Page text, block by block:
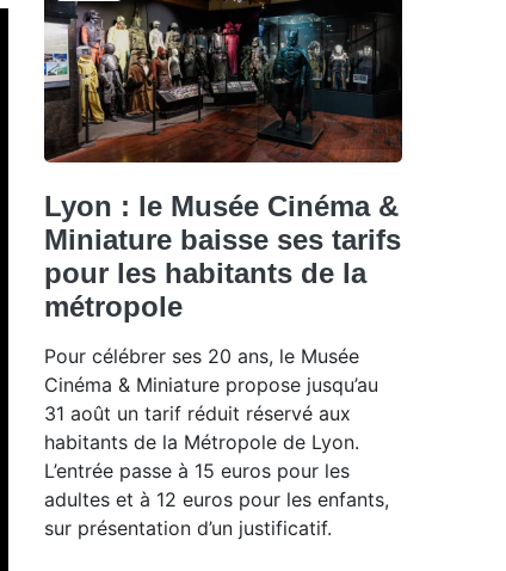
Lyon : le Musée Cinéma &
Miniature baisse ses tarifs
pour les habitants de la
métropole
Pour célébrer ses 20 ans, le Musée
Cinéma & Miniature propose jusqu’au
31 août un tarif réduit réservé aux
habitants de la Métropole de Lyon.
L’entrée passe à 15 euros pour les
adultes et à 12 euros pour les enfants,
sur présentation d’un justificatif.